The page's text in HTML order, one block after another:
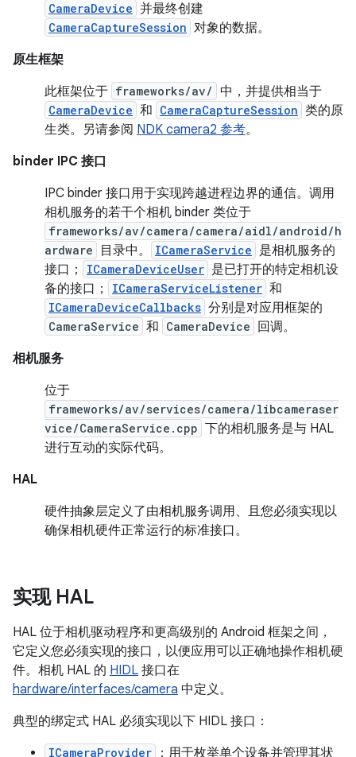
CameraDevice 并最终创建
CameraCaptureSession 对象的数据。
原生框架
此框架位于 frameworks/av/ 中，并提供相当于
CameraDevice 和 CameraCaptureSession 类的原
生类。另请参阅 NDK camera2 参考。
binder IPC 接口
IPC binder 接口用于实现跨越进程边界的通信。调用
相机服务的若干个相机 binder 类位于
frameworks/av/camera/camera/aidl/android/h
ardware
目录中。 ICameraService 是相机服务的
接口；
ICameraDeviceUser 是已打开的特定相机设
备的接口；
ICameraServiceListener 和
ICameraDeviceCallbacks 分别是对应用框架的
CameraService 和 CameraDevice
回调。
相机服务
位于
frameworks/av/services/camera/libcameraser
vice/CameraService.cpp 下的相机服务是与 HAL
进行互动的实际代码。
HAL
硬件抽象层定义了由相机服务调用、且您必须实现以
确保相机硬件正常运行的标准接口。
实现 HAL
HAL 位于相机驱动程序和更高级别的 Android 框架之间，
它定义您必须实现的接口，以便应用可以正确地操作相机硬
件。相机 HAL 的 HIDL 接口在
hardware/interfaces/camera 中定义。
典型的绑定式 HAL 必须实现以下 HIDL 接口：
ICameraProvider ：用于枚举单个设备并管理其状